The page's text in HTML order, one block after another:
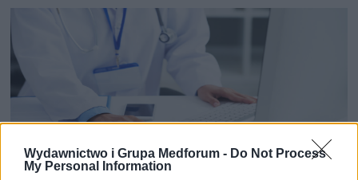
Wydawnictwo i Grupa Medforum - Do Not Process
My Personal Information
12 KWIETNIA 2024